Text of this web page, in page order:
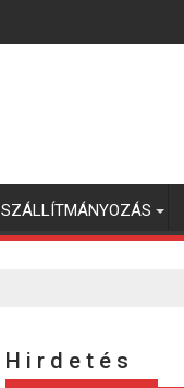
SZÁLLÍTMÁNYOZÁS
H i r d e t é s